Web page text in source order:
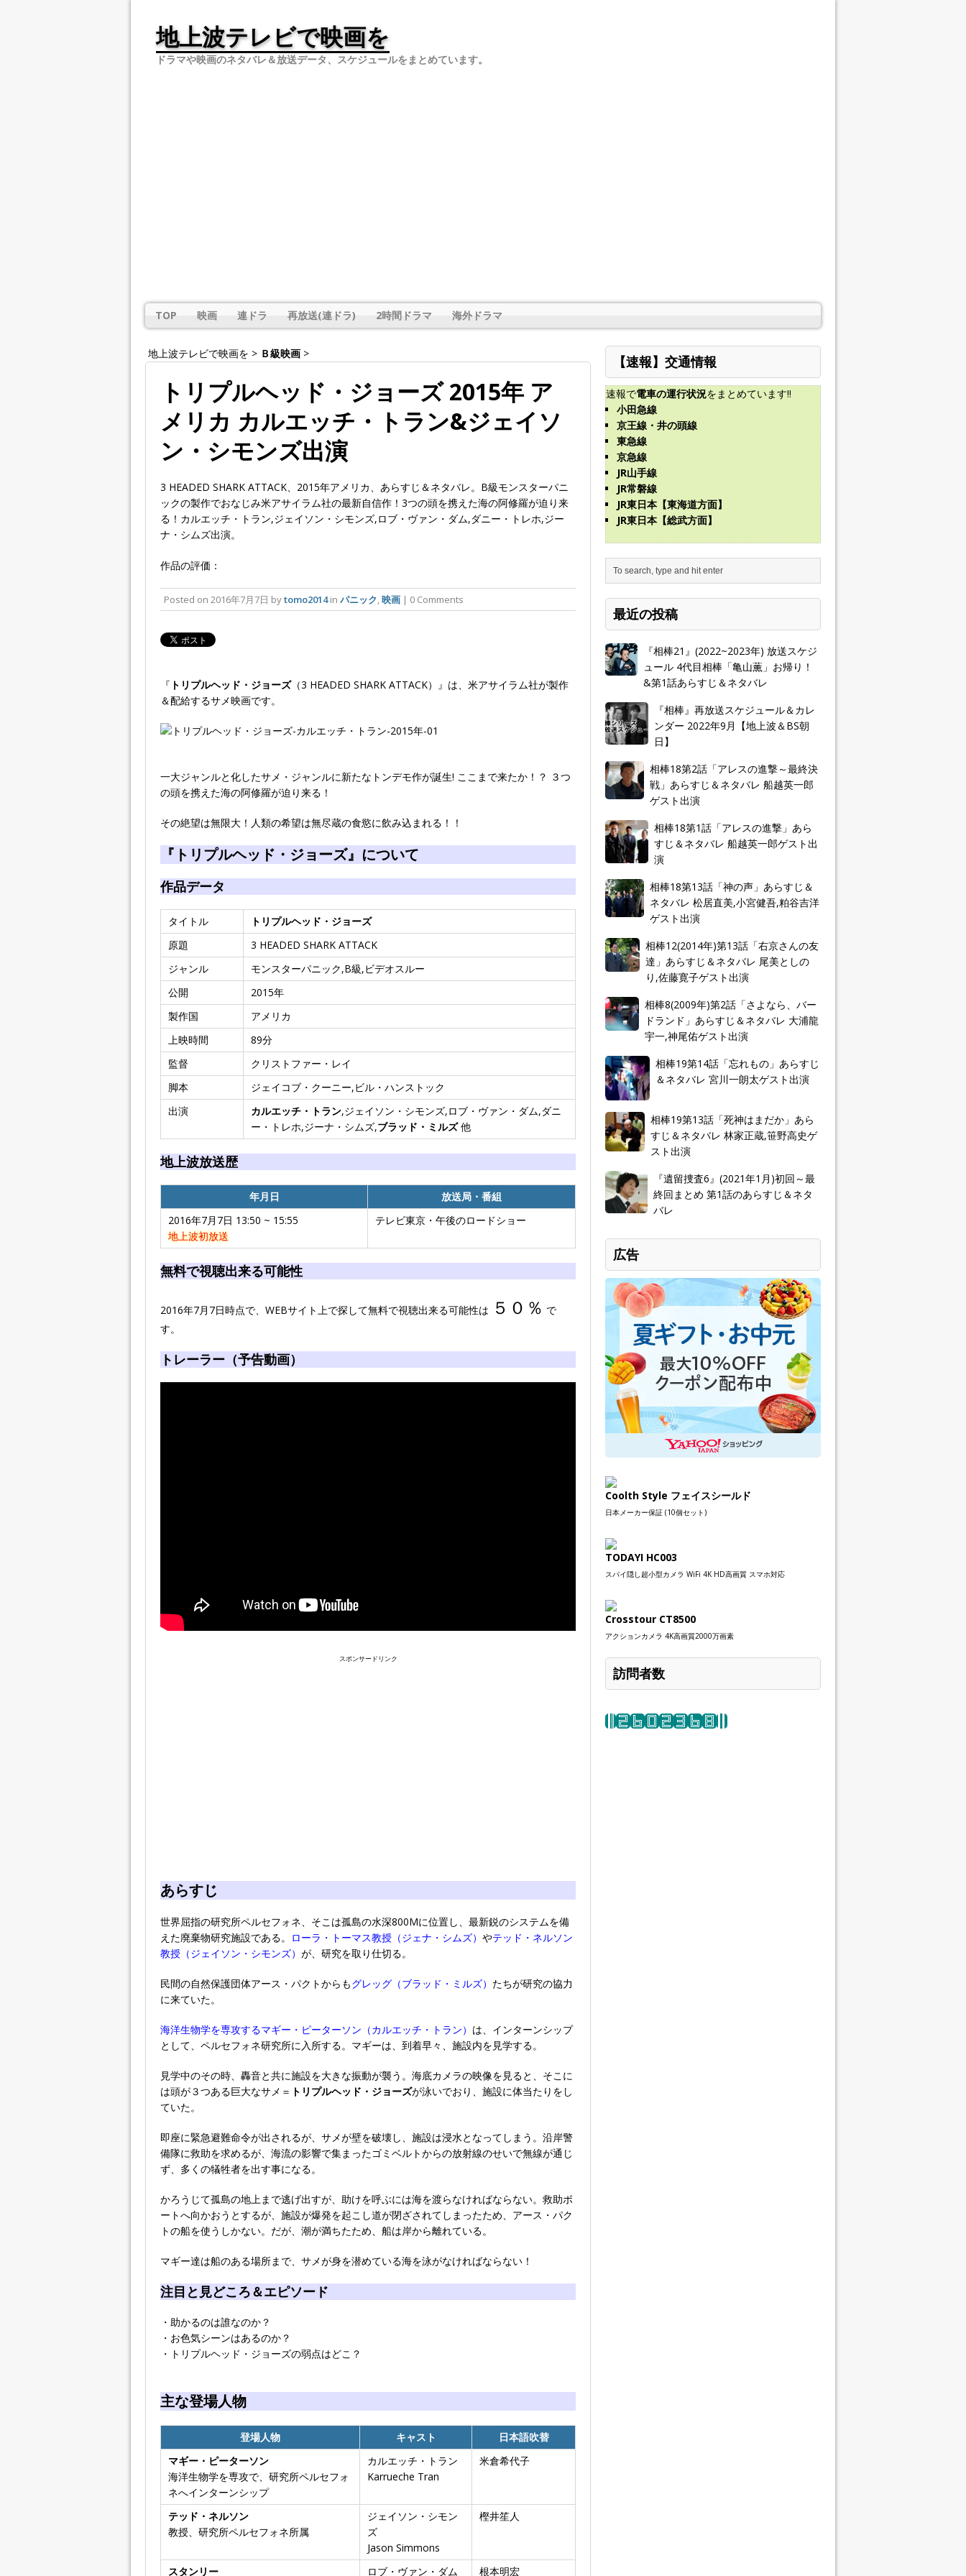
地上波テレビで映画を
ドラマや映画のネタバレ＆放送データ、スケジュールをまとめています。
TOP 映画 連ドラ 再放送(連ドラ) 2時間ドラマ 海外ドラマ
地上波テレビで映画を > Ｂ級映画 >
トリプルヘッド・ジョーズ 2015年 ア
メリカ カルエッチ・トラン&ジェイソ
ン・シモンズ出演
3 HEADED SHARK ATTACK、2015年アメリカ、あらすじ＆ネタバレ。B級モンスターパニ
ックの製作でおなじみ米アサイラム社の最新自信作！3つの頭を携えた海の阿修羅が迫り来
る！カルエッチ・トラン,ジェイソン・シモンズ,ロブ・ヴァン・ダム,ダニー・トレホ,ジー
ナ・シムズ出演。
作品の評価：
Posted on 2016年7月7日 bytomo2014in パニック,映画 | 0 Comments
『 トリプルヘッド・ジョーズ（3 HEADED SHARK ATTACK）』は、米アサイラム社が製作
＆配給するサメ映画です。
一大ジャンルと化したサメ・ジャンルに新たなトンデモ作が誕生! ここまで来たか！？ ３つ
の頭を携えた海の阿修羅が迫り来る！
その絶望は無限大！人類の希望は無尽蔵の食慾に飲み込まれる！！
『トリプルヘッド・ジョーズ』について
作品データ
タイトル
トリプルヘッド・ジョーズ
原題
3 HEADED SHARK ATTACK
ジャンル
モンスターパニック,B級,ビデオスルー
公開
2015年
製作国
アメリカ
上映時間
89分
監督
クリストファー・レイ
脚本
ジェイコブ・クーニー,ビル・ハンストック
出演
カルエッチ・トラン,ジェイソン・シモンズ,ロブ・ヴァン・ダム,ダニ
ー・トレホ,ジーナ・シムズ,ブラッド・ミルズ他
地上波放送歴
年月日
放送局・番組
2016年7月7日 13:50 ~ 15:55
地上波初放送
テレビ東京・午後のロードショー
無料で視聴出来る可能性
2016年7月7日時点で、WEBサイト上で探して無料で視聴出来る可能性は ５０％ で
す。
トレーラー（予告動画）
スポンサードリンク
あらすじ
世界屈指の研究所ペルセフォネ、そこは孤島の水深800Mに位置し、最新鋭のシステムを備
えた廃棄物研究施設である。
ローラ・トーマス教授（ジェナ・シムズ） やテッド・ネルソン
教授（ジェイソン・シモンズ） が、研究を取り仕切る。
民間の自然保護団体アース・パクトからもグレッグ（ブラッド・ミルズ） たちが研究の協力
に来ていた。
海洋生物学を専攻するマギー・ピーターソン（カルエッチ・トラン） は、インターンシップ
として、ペルセフォネ研究所に入所する。マギーは、到着早々、施設内を見学する。
見学中のその時、轟音と共に施設を大きな振動が襲う。海底カメラの映像を見ると、そこに
は頭が３つある巨大なサメ＝ トリプルヘッド・ジョーズが泳いでおり、施設に体当たりをし
ていた。
即座に緊急避難命令が出されるが、サメが壁を破壊し、施設は浸水となってしまう。沿岸警
備隊に救助を求めるが、海流の影響で集まったゴミベルトからの放射線のせいで無線が通じ
ず、多くの犠牲者を出す事になる。
かろうじて孤島の地上まで逃げ出すが、助けを呼ぶには海を渡らなければならない。救助ボ
ートへ向かおうとするが、施設が爆発を起こし道が閉ざされてしまったため、アース・パク
トの船を使うしかない。だが、潮が満ちたため、船は岸から離れている。
マギー達は船のある場所まで、サメが身を潜めている海を泳がなければならない！
注目と見どころ＆エピソード
・助かるのは誰なのか？
・お色気シーンはあるのか？
・トリプルヘッド・ジョーズの弱点はどこ？
主な登場人物
登場人物 キャスト
日本語吹替
マギー・ピーターソン
海洋生物学を専攻で、研究所ペルセフォ
ネへインターンシップ
カルエッチ・トラン
Karrueche Tran
米倉希代子
テッド・ネルソン
教授、研究所ペルセフォネ所属
ジェイソン・シモン
ズ
Jason Simmons
樫井笙人
スタンリー ロブ・ヴァン・ダム 根本明宏
【速報】交通情報
速報で電車の運行状況をまとめています!!
小田急線
京王線・井の頭線
東急線
京急線
JR山手線
JR常磐線
JR東日本【東海道方面】
JR東日本【総武方面】
最近の投稿
『相棒21』(2022~2023年) 放送スケジ
ュール 4代目相棒「亀山薫」お帰り！
&第1話あらすじ＆ネタバレ
『相棒』再放送スケジュール＆カレ
ンダー 2022年9月【地上波＆BS朝
日】
相棒18第2話「アレスの進撃～最終決
戦」あらすじ＆ネタバレ 船越英一郎
ゲスト出演
相棒18第1話「アレスの進撃」あら
すじ＆ネタバレ 船越英一郎ゲスト出
演
相棒18第13話「神の声」あらすじ＆
ネタバレ 松居直美,小宮健吾,粕谷吉洋
ゲスト出演
相棒12(2014年)第13話「右京さんの友
達」あらすじ＆ネタバレ 尾美としの
り,佐藤寛子ゲスト出演
相棒8(2009年)第2話「さよなら、バー
ドランド」あらすじ＆ネタバレ 大浦龍
宇一,神尾佑ゲスト出演
相棒19第14話「忘れもの」あらすじ
＆ネタバレ 宮川一朗太ゲスト出演
相棒19第13話「死神はまだか」あら
すじ＆ネタバレ 林家正蔵,笹野高史ゲ
スト出演
『遺留捜査6』(2021年1月)初回～最
終回まとめ 第1話のあらすじ＆ネタ
バレ
広告
Coolth Style フェイスシールド
日本メーカー保証 (10個セット)
TODAYI HC003
スパイ隠し超小型カメラ WiFi 4K HD高画質 スマホ対応
Crosstour CT8500
アクションカメラ 4K高画質2000万画素
訪問者数